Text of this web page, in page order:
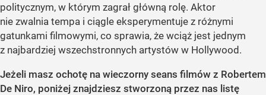
politycznym, w którym zagrał główną rolę. Aktor
nie zwalnia tempa i ciągle eksperymentuje z różnymi
gatunkami filmowymi, co sprawia, że wciąż jest jednym
z najbardziej wszechstronnych artystów w Hollywood.
Jeżeli masz ochotę na wieczorny seans filmów z Robertem
De Niro, poniżej znajdziesz stworzoną przez nas listę